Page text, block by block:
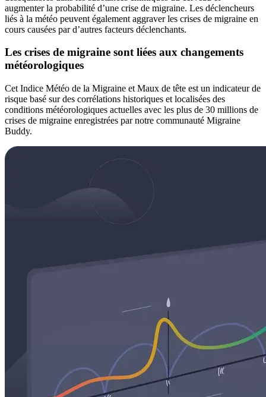
augmenter la probabilité d’une crise de migraine. Les déclencheurs
liés à la météo peuvent également aggraver les crises de migraine en
cours causées par d’autres facteurs déclenchants.
Les crises de migraine sont liées aux changements
météorologiques
Cet Indice Météo de la Migraine et Maux de tête est un indicateur de
risque basé sur des corrélations historiques et localisées des
conditions météorologiques actuelles avec les plus de 30 millions de
crises de migraine enregistrées par notre communauté Migraine
Buddy.